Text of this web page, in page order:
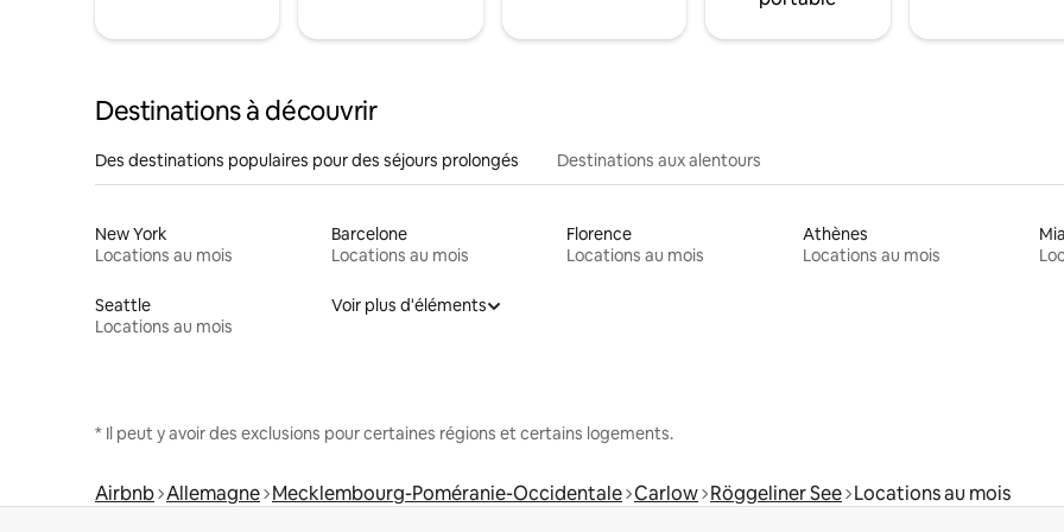
Destinations à découvrir
Des destinations populaires pour des séjours prolongés Destinations aux alentours
New York
Locations au mois
Barcelone
Locations au mois
Florence
Locations au mois
Athènes
Locations au mois
Seattle
Locations au mois
Voir plus d'éléments
* Il peut y avoir des exclusions pour certaines régions et certains logements.
Airbnb Allemagne Mecklembourg-Poméranie-Occidentale Carlow Röggeliner See Locations au mois